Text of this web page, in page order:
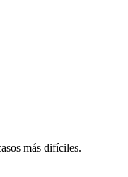
más difíciles.